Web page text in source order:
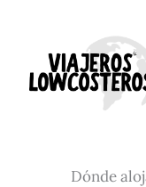
contenido
Dónde